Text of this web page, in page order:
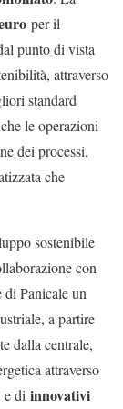
per il
punto di vista
attraverso
standard
le operazioni
dei processi,
che
sostenibile
con
Panicale un
a partire
dalla centrale,
attraverso
e di innovativi